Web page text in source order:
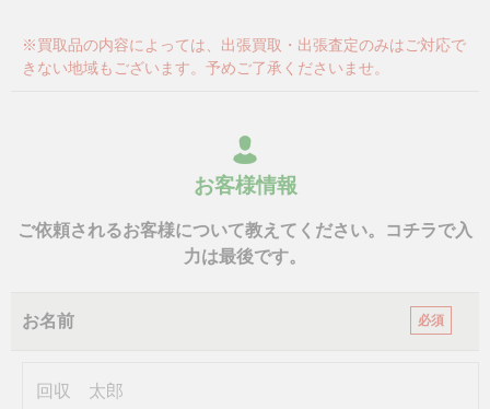
※買取品の内容によっては、出張買取・出張査定のみはご対応で
きない地域もございます。予めご了承くださいませ。
お客様情報
ご依頼されるお客様について教えてください。コチラで入
力は最後です。
お名前 必須